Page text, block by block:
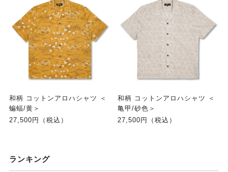
和柄 コットンアロハシャツ ＜
蝙蝠/黄＞
27,500円（税込）
和柄 コットンアロハシャツ ＜
亀甲/砂色＞
27,500円（税込）
ランキング